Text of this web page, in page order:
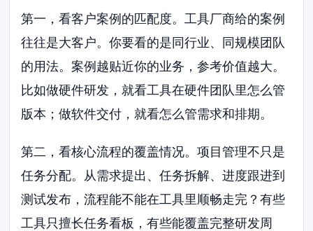
第一，看客户案例的匹配度。工具厂商给的案例
往往是大客户。你要看的是同行业、同规模团队
的用法。案例越贴近你的业务，参考价值越大。
比如做硬件研发，就看工具在硬件团队里怎么管
版本；做软件交付，就看怎么管需求和排期。
第二，看核心流程的覆盖情况。项目管理不只是
任务分配。从需求提出、任务拆解、进度跟进到
测试发布，流程能不能在工具里顺畅走完？有些
工具只擅长任务看板，有些能覆盖完整研发周